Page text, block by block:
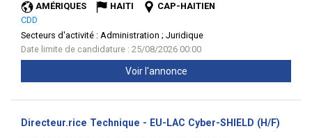
AMÉRIQUES HAITI
CAP-HAITIEN
CDD
Secteurs d'activité : Administration ; Juridique
Date limite de candidature : 25/08/2026 00:00
Voir l'annonce
Directeur.rice Technique - EU-LAC Cyber-SHIELD (H/F)